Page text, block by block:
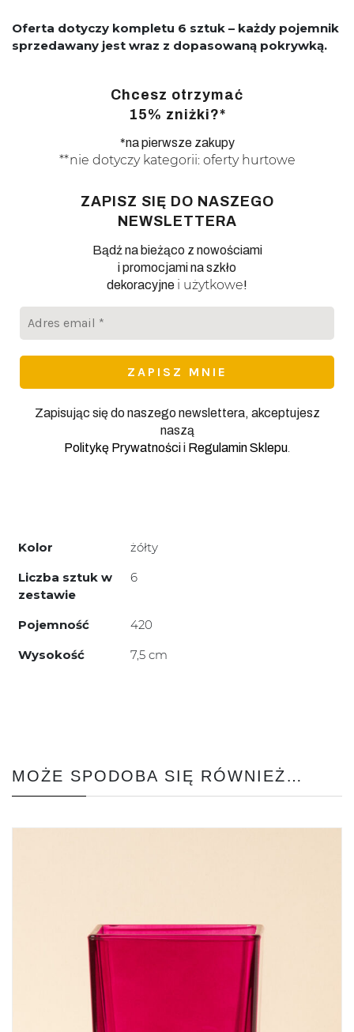
Oferta dotyczy kompletu 6 sztuk – każdy pojemnik
sprzedawany jest wraz z dopasowaną pokrywką.
Chcesz otrzymać
15% zniżki?*
*na pierwsze zakupy
**nie dotyczy kategorii: oferty hurtowe
ZAPISZ SIĘ DO NASZEGO
NEWSLETTERA
Bądź na bieżąco z nowościami
i promocjami na szkło
dekoracyjne i użytkowe!
Zapisując się do naszego newslettera, akceptujesz
naszą
Politykę Prywatnościi Regulamin Sklepu
Kolor
żółty
Liczba sztuk w
zestawie
6
Pojemność
420
Wysokość
7,5 cm
MOŻE SPODOBA SIĘ RÓWNIEŻ…